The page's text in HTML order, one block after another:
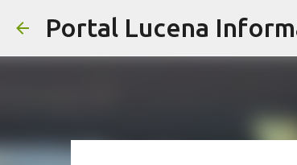
Portal Lucena